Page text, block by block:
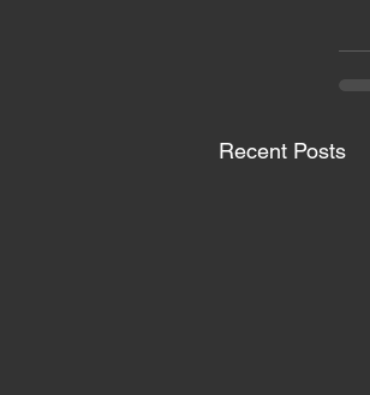
Recent Posts